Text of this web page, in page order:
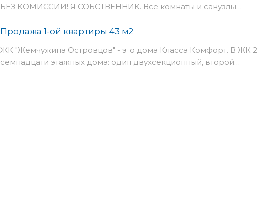
БЕЗ КОМИССИИ! Я СОБСТВЕННИК. Все комнаты и санузлы…
Продажа 1-ой квартиры 43 м2
ЖК "Жемчужина Островцов" - это дома Класса Комфорт. В ЖК 2
семнадцати этажных дома: один двухсекционный, второй…